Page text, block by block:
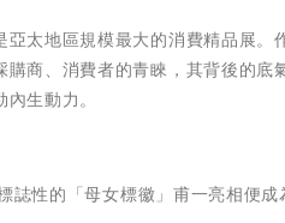
太地區規模最大的消費精品展。
商、消費者的青睞，其背後的底
生動力。
性的「母女標徽」甫一亮相便成